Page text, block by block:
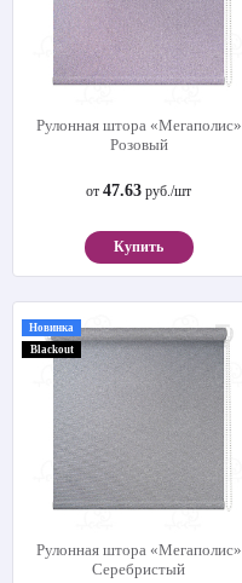
Рулонная штора «Мегаполис»
Розовый
от 47.63 руб./шт
Купить
Новинка
Blackout
Рулонная штора «Мегаполис»
Серебристый